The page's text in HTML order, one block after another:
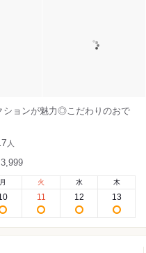
ションが魅力◎こだわりのおで
人
月 火
11
水
12
木
13